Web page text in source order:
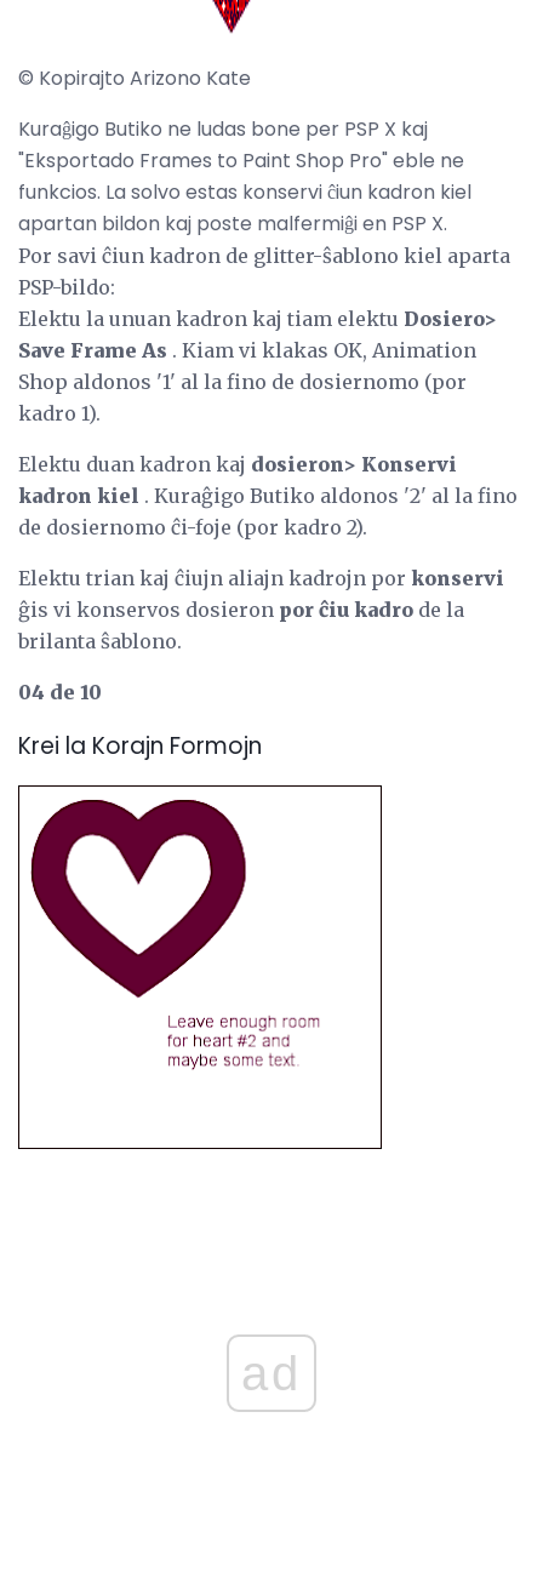
© Kopirajto Arizono Kate
Kuraĝigo Butiko ne ludas bone per PSP X kaj
"Eksportado Frames to Paint Shop Pro" eble ne
funkcios. La solvo estas konservi ĉiun kadron kiel
apartan bildon kaj poste malfermiĝi en PSP X.
Por savi ĉiun kadron de glitter-ŝablono kiel aparta
PSP-bildo:
Elektu la unuan kadron kaj tiam elektu Dosiero>
Save Frame As . Kiam vi klakas OK, Animation
Shop aldonos '1' al la fino de dosiernomo (por
kadro 1).
Elektu duan kadron kaj dosieron> Konservi
kadron kiel . Kuraĝigo Butiko aldonos '2' al la fino
de dosiernomo ĉi-foje (por kadro 2).
Elektu trian kaj ĉiujn aliajn kadrojn por konservi
ĝis vi konservos dosieron por ĉiu kadro de la
brilanta ŝablono.
04 de 10
Krei la Korajn Formojn
ad